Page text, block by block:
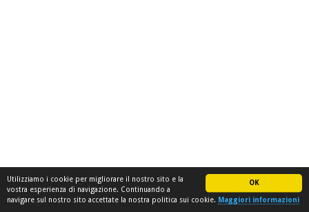
OK
Utilizziamo i cookie per migliorare il nostro sito e la
vostra esperienza di navigazione. Continuando a
navigare sul nostro sito accettate la nostra politica sui cookie. Maggiori informazioni